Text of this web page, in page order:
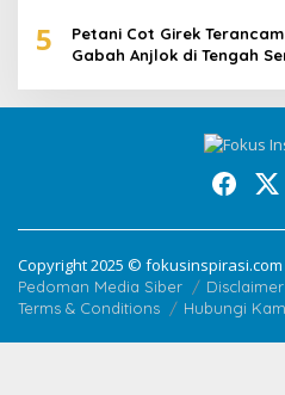
5
Petani Cot Girek
Gabah Anjlok di Tengah
Copyright 2025 © fokusinspirasi.com
Pedoman Media Siber
Disclaimer
Terms & Conditions
Hubungi